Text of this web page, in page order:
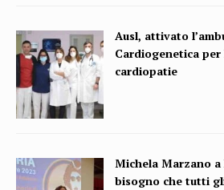
Ausl, attivato
Cardiogenetica
cardiopatie
Michela Marzano a
bisogno che tutti